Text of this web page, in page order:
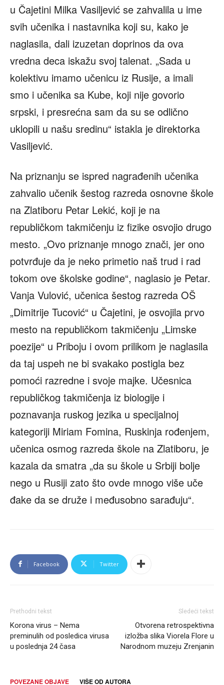
u Čajetini Milka Vasiljević se zahvalila u ime
svih učenika i nastavnika koji su, kako je
naglasila, dali izuzetan doprinos da ova
vredna deca iskažu svoj talenat. „Sada u
kolektivu imamo učenicu iz Rusije, a imali
smo i učenika sa Kube, koji nije govorio
srpski, i presrećna sam da su se odlično
uklopili u našu sredinu“ istakla je direktorka
Vasiljević.
Na priznanju se ispred nagrađenih učenika
zahvalio učenik šestog razreda osnovne škole
na Zlatiboru Petar Lekić, koji je na
republičkom takmičenju iz fizike osvojio drugo
mesto. „Ovo priznanje mnogo znači, jer ono
potvrđuje da je neko primetio naš trud i rad
tokom ove školske godine“, naglasio je Petar.
Vanja Vulović, učenica šestog razreda OŠ
„Dimitrije Tucović“ u Čajetini, je osvojila prvo
mesto na republičkom takmičenju „Limske
poezije“ u Priboju i ovom prilikom je naglasila
da taj uspeh ne bi svakako postigla bez
pomoći razredne i svoje majke. Učesnica
republičkog takmičenja iz biologije i
poznavanja ruskog jezika u specijalnoj
kategoriji Miriam Fomina, Ruskinja rođenjem,
učenica osmog razreda škole na Zlatiboru, je
kazala da smatra „da su škole u Srbiji bolje
nego u Rusiji zato što ovde mnogo više uče
đake da se druže i međusobno sarađuju“.
Facebook Twitter
Prethodni tekst
Korona virus – Nema
preminulih od posledica virusa
u poslednja 24 časa
Sledeći tekst
Otvorena retrospektivna
izložba slika Viorela Flore u
Narodnom muzeju Zrenjanin
POVEZANE OBJAVE VIŠE OD AUTORA